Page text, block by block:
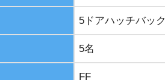
5ドアハッチバック
5名
FF